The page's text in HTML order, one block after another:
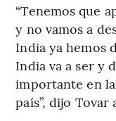
“Tenemos que
y no vamos a
India ya hemos
India va a ser y
importante en
país”, dijo Tovar